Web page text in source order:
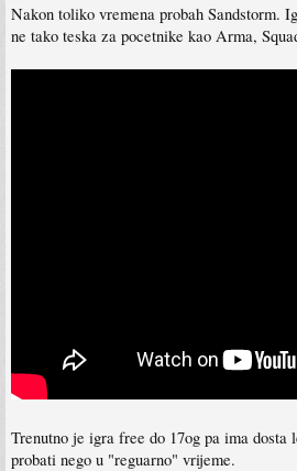
Nakon toliko vremena probah Sandstorm.
ne tako teska za pocetnike kao Arma,
Trenutno je igra free do 17og pa ima dosta
probati nego u "reguarno" vrijeme.